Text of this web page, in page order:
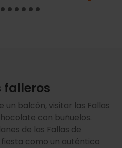
falleros
un balcón, visitar las Fallas
con buñuelos.
de las Fallas de
como un auténtico